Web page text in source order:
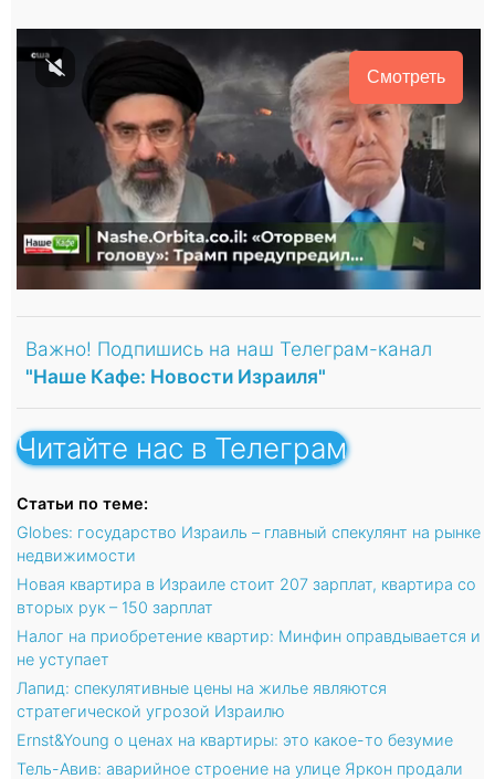
Смотреть
Важно! Подпишись на наш Телеграм-канал
"Наше Кафе: Новости Израиля"
Читайте нас в Телеграм
Статьи по теме:
Globes: государство Израиль – главный спекулянт на рынке
недвижимости
Новая квартира в Израиле стоит 207 зарплат, квартира со
вторых рук – 150 зарплат
Налог на приобретение квартир: Минфин оправдывается и
не уступает
Лапид: спекулятивные цены на жилье являются
стратегической угрозой Израилю
Ernst&Young о ценах на квартиры: это какое-то безумие
Тель-Авив: аварийное строение на улице Яркон продали